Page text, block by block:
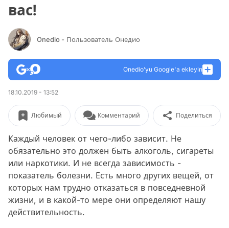
вас!
Onedio - Пользователь Онедио
Onedio’yu Google'a ekleyin
18.10.2019 - 13:52
Любимый Комментарий Поделиться
Каждый человек от чего-либо зависит. Не
обязательно это должен быть алкоголь, сигареты
или наркотики. И не всегда зависимость -
показатель болезни. Есть много других вещей, от
которых нам трудно отказаться в повседневной
жизни, и в какой-то мере они определяют нашу
действительность.